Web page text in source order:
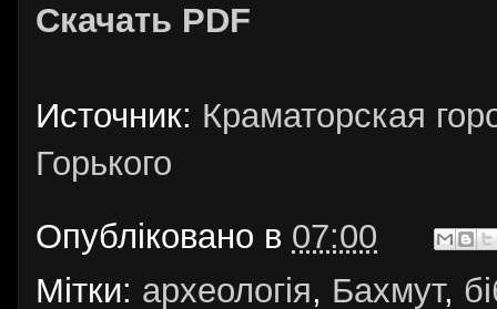
Скачать PDF
Источник: Краматорская
Горького
Опубліковано в 07:00
Мітки: археологія, Бахмут,